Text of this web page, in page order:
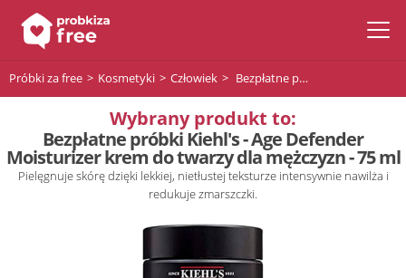
Próbki za free Kosmetyki Człowiek Bezpłatne próbki Kiehl's - Age Defender Moisturizer krem do twarzy dla mężczyzn - 75 ml
Wybrany produkt to:
Bezpłatne próbki Kiehl's - Age Defender
Moisturizer krem do twarzy dla mężczyzn - 75 ml
Pielęgnuje skórę dzięki lekkiej, nietłustej teksturze intensywnie nawilża i
redukuje zmarszczki.